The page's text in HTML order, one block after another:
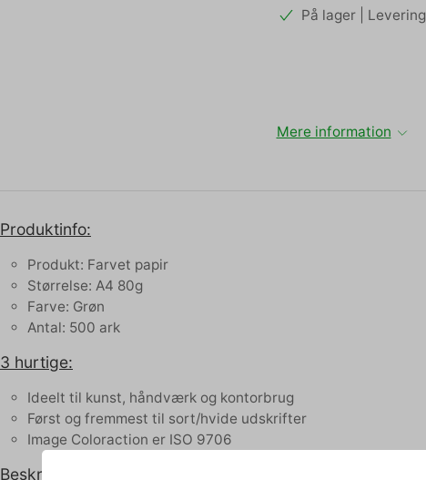
På lager |
Mere information
Produktinfo:
Produkt: Farvet papir
Størrelse: A4 80g
Farve: Grøn
Antal: 500 ark
3 hurtige:
Ideelt til kunst, håndværk og kontorbrug
Først og fremmest til sort/hvide udskrifter
Image Coloraction er ISO 9706
Beskrivelse: